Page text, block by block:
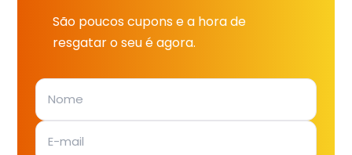
São poucos cupons e a hora de
resgatar o seu é agora.